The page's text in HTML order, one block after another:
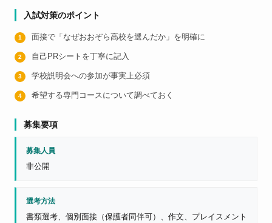
入試対策のポイント
面接で「なぜおおぞら高校を選んだか」を明確に
自己PRシートを丁寧に記入
学校説明会への参加が事実上必須
希望する専門コースについて調べておく
募集要項
募集人員
非公開
選考方法
書類選考、個別面接（保護者同伴可）、作文、プレイスメント